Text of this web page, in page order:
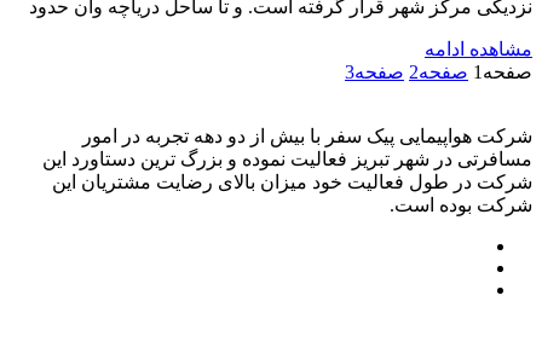
نزدیکی مرکز شهر قرار گرفته است. و تا ساحل دریاچه وان حدود
مشاهده ادامه
صفحه 1 صفحه2 صفحه3
شرکت هواپیمایی پیک سفر با بیش از دو دهه تجربه در امور
مسافرتی در شهر تبریز فعالیت نموده و بزرگ ترین دستاورد این
شرکت در طول فعالیت خود میزان بالای رضایت مشتریان این
شرکت بوده است.